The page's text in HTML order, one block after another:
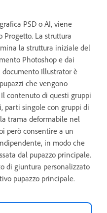
PSD o AI, viene
Progetto. La struttura
la struttura iniziale del
Photoshop e dai
Illustrator è
che vengono
contenuto di questi gruppi
parti singole con gruppi di
trama deformabile nel
però consentire a un
in modo che
dal pupazzo principale.
di giuntura personalizzato
pupazzo principale.